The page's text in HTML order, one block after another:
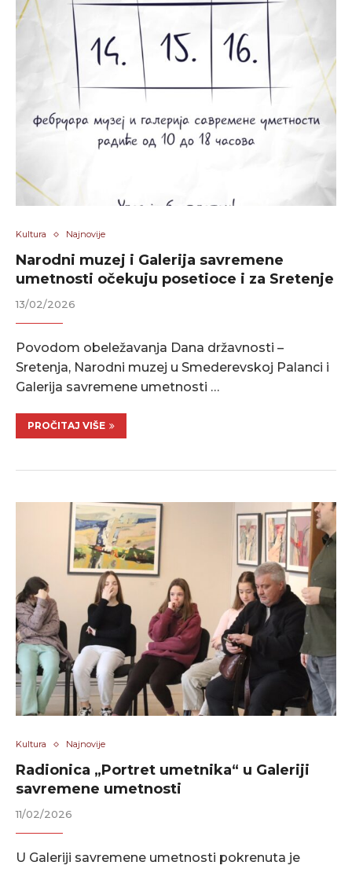
Kultura Najnovije
Narodni muzej i Galerija savremene
umetnosti očekuju posetioce i za Sretenje
13/02/2026
Povodom obeležavanja Dana državnosti –
Sretenja, Narodni muzej u Smederevskoj Palanci i
Galerija savremene umetnosti …
PROČITAJ VIŠE
Kultura Najnovije
Radionica „Portret umetnika“ u Galeriji
savremene umetnosti
11/02/2026
U Galeriji savremene umetnosti pokrenuta je